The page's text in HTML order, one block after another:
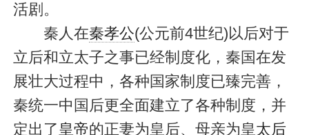
活剧。
秦人在秦孝公(公元前4世纪)以后对于
立后和立太子之事已经制度化，秦国在发
展壮大过程中，各种国家制度已臻完善，
秦统一中国后更全面建立了各种制度，并
定出了皇帝的正妻为皇后、母亲为皇太后